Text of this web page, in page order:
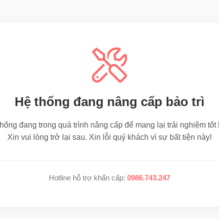
Hệ thống đang nâng cấp bảo trì
đang trong quá trình nâng cấp để mang lại trải nghiệm tốt
Xin vui lòng trở lại sau. Xin lỗi quý khách vì sự bất tiện này!
Hotline hỗ trợ khẩn cấp: 0986.743.247